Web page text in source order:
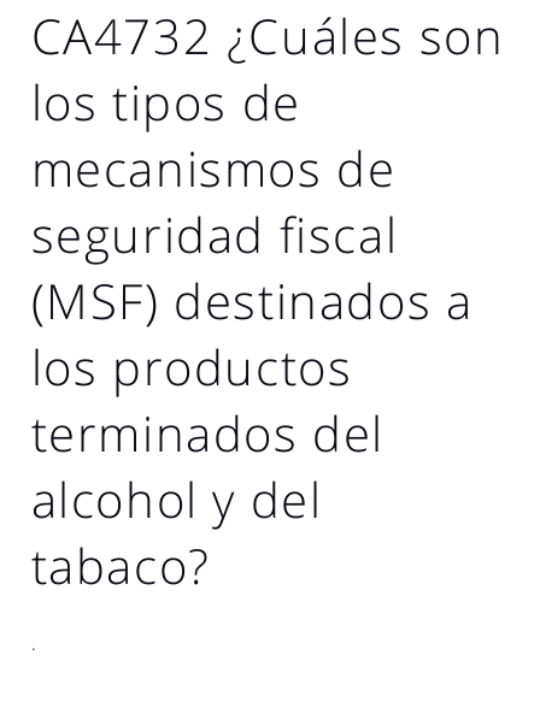
CA4732 ¿Cuáles son
los tipos de
mecanismos de
seguridad fiscal
(MSF) destinados a
los productos
terminados del
alcohol y del
tabaco?
.